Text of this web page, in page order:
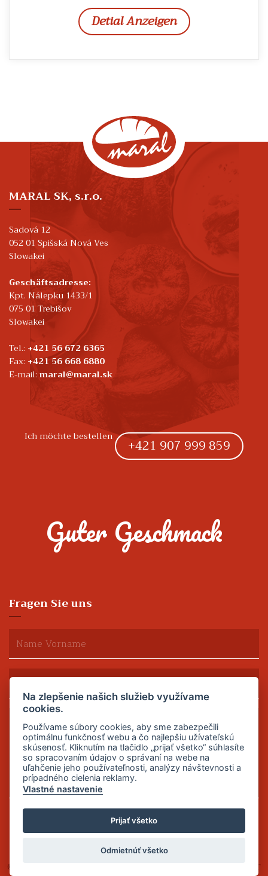
Detial Anzeigen
MARAL SK, s.r.o.
Sadová 12
052 01 Spišská Nová Ves
Slowakei
Geschäftsadresse:
Kpt. Nálepku 1433/1
075 01 Trebišov
Slowakei
Tel.: +421 56 672 6365
Fax: +421 56 668 6880
E-mail:maral@maral.sk
Ich möchte bestellen +421 907 999 859
Guter Geschmack
Fragen Sie uns
Senden
© 2026 Maral SIXNET
Na zlepšenie našich služieb využívame
cookies.
Používame súbory cookies, aby sme zabezpečili
optimálnu funkčnosť webu a čo najlepšiu užívateľskú
skúsenosť. Kliknutím na tlačidlo „prijať všetko“ súhlasíte
so spracovaním údajov o správaní na webe na
uľahčenie jeho používateľnosti, analýzy návštevnosti a
prípadného cielenia reklamy.
Vlastné nastavenie
Prijať všetko
Odmietnúť všetko